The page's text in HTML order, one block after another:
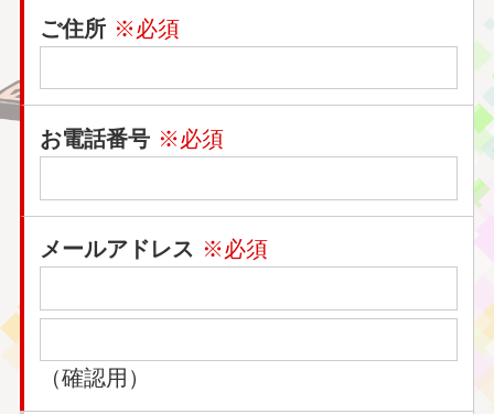
ご住所 ※必須
お電話番号 ※必須
メールアドレス ※必須
（確認用）